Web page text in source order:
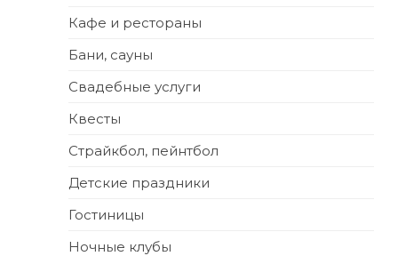
Кафе и рестораны
Бани, сауны
Свадебные услуги
Квесты
Страйкбол, пейнтбол
Детские праздники
Гостиницы
Ночные клубы